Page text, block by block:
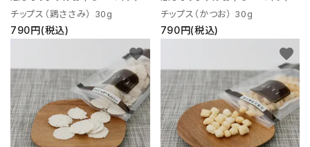
チップス（鶏ささみ） 30g
790円(税込)
チップス（かつお） 30g
790円(税込)
favorite favorite